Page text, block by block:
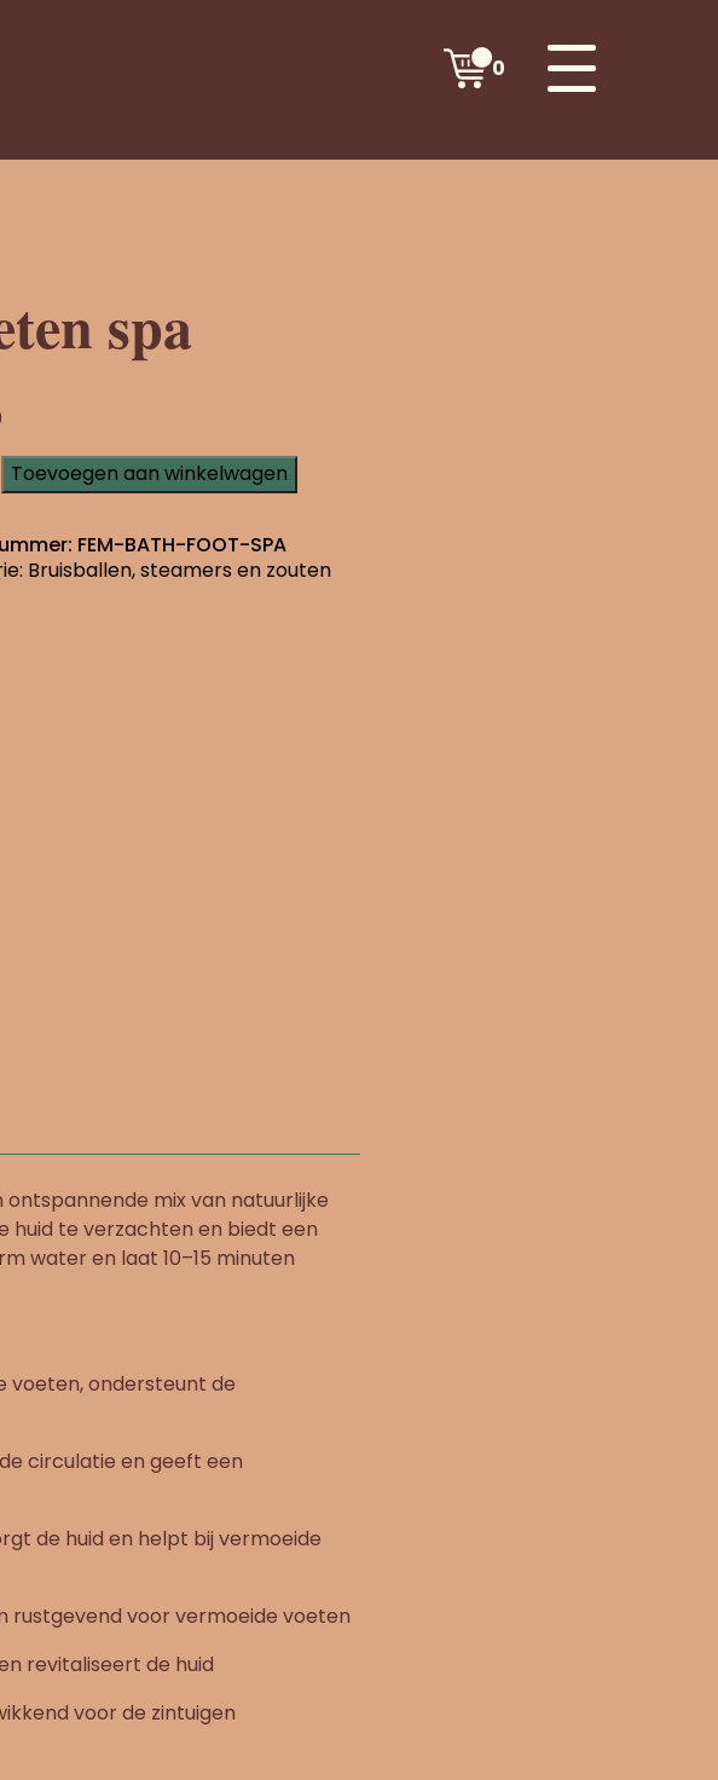
0
spa
Toevoegen aan winkelwagen
FEM-BATH-FOOT-SPA
Bruisballen, steamers en zouten
ontspannende mix van natuurlijke
huid te verzachten en biedt een
water en laat 10–15 minuten
voeten, ondersteunt de
circulatie en geeft een
de huid en helpt bij vermoeide
rustgevend voor vermoeide voeten
revitaliseert de huid
voor de zintuigen